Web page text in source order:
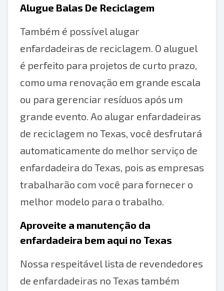
Alugue Balas De Reciclagem
Também é possível alugar
enfardadeiras de reciclagem. O aluguel
é perfeito para projetos de curto prazo,
como uma renovação em grande escala
ou para gerenciar resíduos após um
grande evento. Ao alugar enfardadeiras
de reciclagem no Texas, você desfrutará
automaticamente do melhor serviço de
enfardadeira do Texas, pois as empresas
trabalharão com você para fornecer o
melhor modelo para o trabalho.
Aproveite a manutenção da
enfardadeira bem aqui no Texas
Nossa respeitável lista de revendedores
de enfardadeiras no Texas também